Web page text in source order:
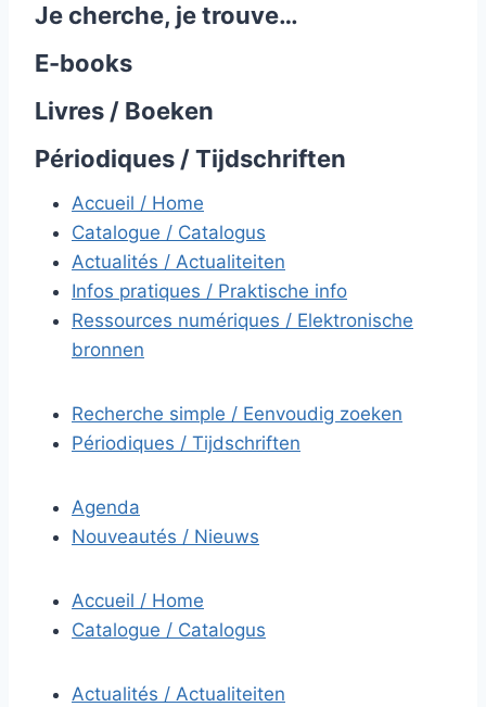
Je cherche, je trouve…
E-books
Livres / Boeken
Périodiques / Tijdschriften
Accueil / Home
Catalogue / Catalogus
Actualités / Actualiteiten
Infos pratiques / Praktische info
Ressources numériques / Elektronische
bronnen
Recherche simple / Eenvoudig zoeken
Périodiques / Tijdschriften
Agenda
Nouveautés / Nieuws
Accueil / Home
Catalogue / Catalogus
Actualités / Actualiteiten